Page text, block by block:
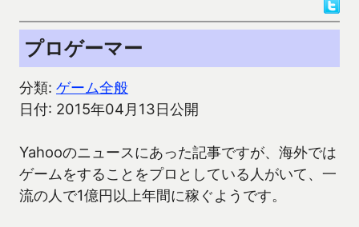
プロゲーマー
分類: ゲーム全般
日付: 2015年04月13日公開
Yahooのニュースにあった記事ですが、海外では
ゲームをすることをプロとしている人がいて、一
流の人で1億円以上年間に稼ぐようです。